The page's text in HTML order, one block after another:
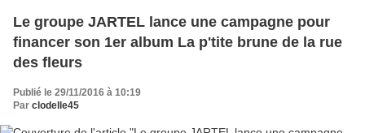
Le groupe JARTEL lance une campagne pour
financer son 1er album La p'tite brune de la rue
des fleurs
Publié le 29/11/2016 à 10:19
Par clodelle45